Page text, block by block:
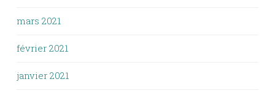
mars 2021
février 2021
janvier 2021